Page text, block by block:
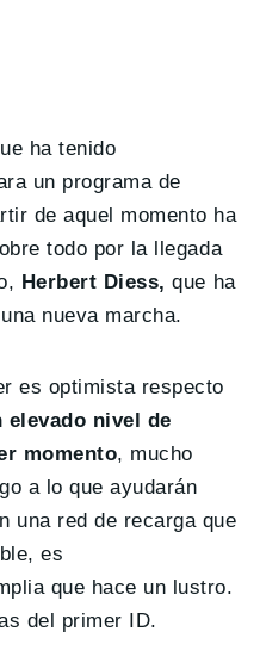
ha tenido
un programa de
de aquel momento ha
todo por la llegada
Herbert Diess, que ha
nueva marcha.
es optimista respecto
elevado nivel de
momento, mucho
a lo que ayudarán
una red de recarga que
es
que hace un lustro.
del primer ID.